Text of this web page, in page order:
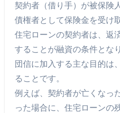
契約者（借り手）が被保険
債権者として保険金を受け
住宅ローンの契約者は、返
することが融資の条件とな
団信に加入する主な目的は
ることです。
例えば、契約者が亡くなっ
った場合に、住宅ローンの